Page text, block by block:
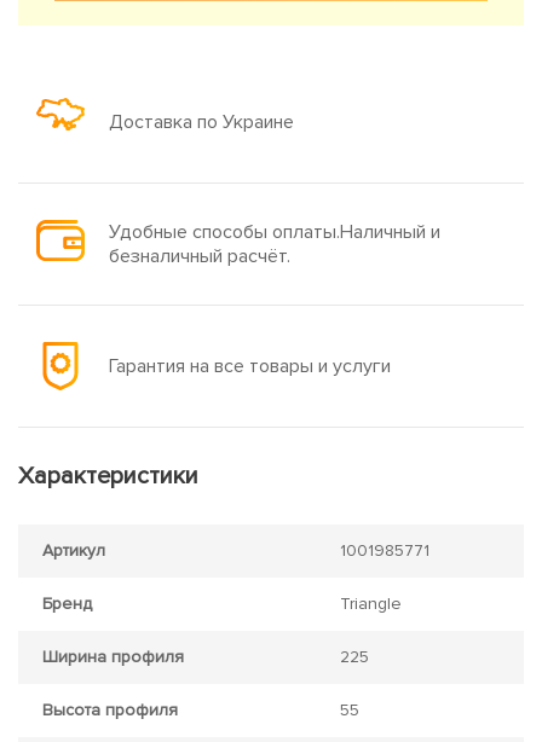
Доставка по Украине
Удобные способы оплаты.Наличный и
безналичный расчёт.
Гарантия на все товары и услуги
Характеристики
Артикул 1001985771
Бренд Triangle
Ширина профиля 225
Высота профиля 55